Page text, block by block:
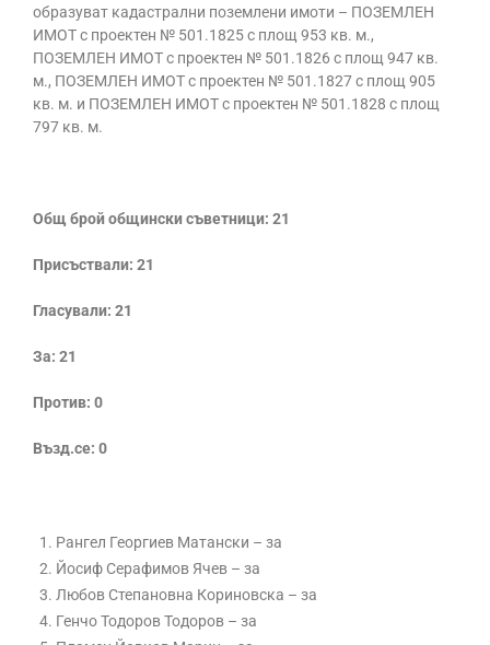
образуват кадастрални поземлени имоти – ПОЗЕМЛЕН
ИМОТ с проектен № 501.1825 с площ 953 кв. м.,
ПОЗЕМЛЕН ИМОТ с проектен № 501.1826 с площ 947 кв.
м., ПОЗЕМЛЕН ИМОТ с проектен № 501.1827 с площ 905
кв. м. и ПОЗЕМЛЕН ИМОТ с проектен № 501.1828 с площ
797 кв. м.
Общ брой общински съветници: 21
Присъствали: 21
Гласували: 21
За: 21
Против: 0
Възд.се: 0
Рангел Георгиев Матански – за
Йосиф Серафимов Ячев – за
Любов Степановна Кориновска – за
Генчо Тодоров Тодоров – за